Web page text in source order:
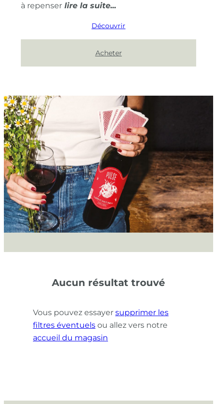
à repenser
Découvrir
Acheter
Aucun résultat trouvé
Vous pouvez essayer supprimer les
filtres éventuels ou allez vers notre
accueil du magasin